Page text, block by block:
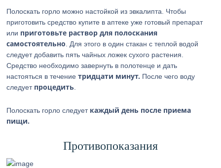
Полоскать горло можно настойкой из эвкалипта. Чтобы
приготовить средство купите в аптеке уже готовый препарат
или приготовьте раствор для полоскания
самостоятельно . Для этого в один стакан с теплой водой
следует добавить пять чайных ложек сухого растения.
Средство необходимо завернуть в полотенце и дать
настояться в течениетридцати минут. После чего воду
следует процедить
Полоскать горло следует каждый день после приема
пищи.
Противопоказания